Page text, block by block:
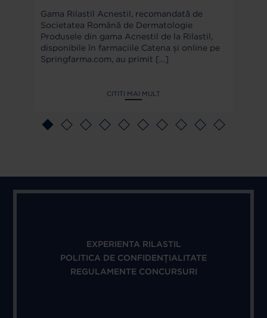
Gama Rilastil Acnestil, recomandată de
Societatea Română de Dermatologie
Produsele din gama Acnestil de la Rilastil,
disponibile în farmaciile Catena și online pe
Springfarma.com, au primit […]
CITITI MAI MULT
EXPERIENTA RILASTIL
POLITICA DE CONFIDENȚIALITATE
REGULAMENTE CONCURSURI